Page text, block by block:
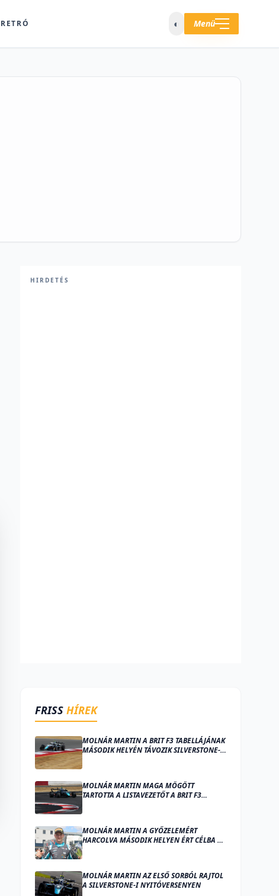
RETRÓ ◐ Menü
HIRDETÉS
FRISS HÍREK
MOLNÁR MARTIN A BRIT F3 TABELLÁJÁNAK
MÁSODIK HELYÉN TÁVOZIK SILVERSTONE-
BÓL
MOLNÁR MARTIN MAGA MÖGÖTT
TARTOTTA A LISTAVEZETŐT A BRIT F3
MOLNÁR MARTIN A GYŐZELEMÉRT
HARCOLVA MÁSODIK HELYEN ÉRT CÉLBA A
SILVERSTONE-I NYITÓVERSENYEN
MOLNÁR MARTIN AZ ELSŐ SORBÓL RAJTOL
A SILVERSTONE-I NYITÓVERSENYEN